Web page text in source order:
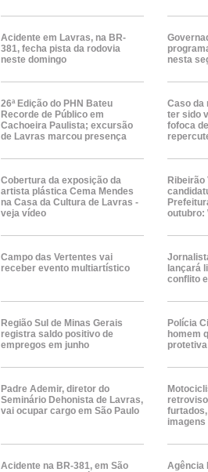
Acidente em Lavras, na BR-
381, fecha pista da rodovia
neste domingo
nesta
26ª Edição do PHN Bateu
Recorde de Público em
Cachoeira Paulista; excursão
de Lavras marcou presença
Caso da
ter sido
fofoca
Cobertura da exposição da
artista plástica Cema Mendes
na Casa da Cultura de Lavras -
veja vídeo
Ribeirão
outubro:
Campo das Vertentes vai
receber evento multiartístico
lançará
conflito
Região Sul de Minas Gerais
registra saldo positivo de
empregos em junho
Polícia
homem
protetiva
Padre Ademir, diretor do
Seminário Dehonista de Lavras,
vai ocupar cargo em São Paulo
imagens
Acidente na BR-381, em São
Agência